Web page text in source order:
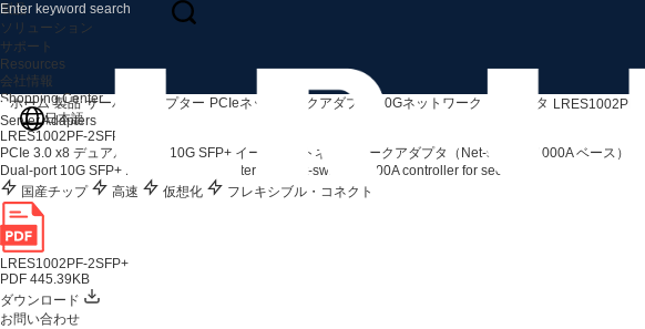
製品
ソリューション
サポート
Resources
会社情報
Shopping Center
日本語
ホーム 製品 サーバーアダプター PCIeネットワークアダプタ 10Gネットワーク・アダプタ LRES1002PF-
Server Adapters
LRES1002PF-2SFP+
PCIe 3.0 x8 デュアルポート 10G SFP+ イーサネットネットワークアダプタ（Net-swift SP1000A ベース）
Dual-port 10G SFP+ PCIe network adapter with Net-swift SP1000A controller for secure data centers.
国産チップ
高速 仮想化 フレキシブル・コネクト
LRES1002PF-2SFP+
PDF 445.39KB
ダウンロード
お問い合わせ